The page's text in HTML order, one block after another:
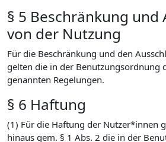
§ 5 Beschränkung und
von der Nutzung
Für die Beschränkung und den
gelten die in der Benutzungsordnung
genannten Regelungen.
§ 6 Haftung
(1) Für die Haftung der Nutzer*innen
hinaus gem. § 1 Abs. 2 die in der